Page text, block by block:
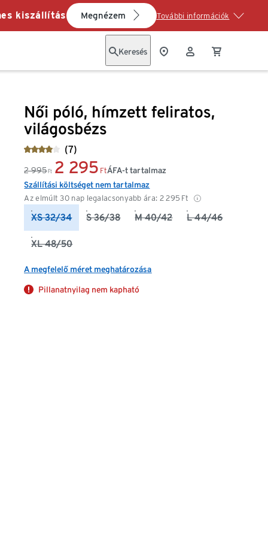
kiszállítás Megnézem További információk
Keresés
Női póló, hímzett feliratos,
világosbézs
(7)
2 995 Ft 2 295 Ft
Az elmúlt 30 nap legalacsonyabb ára: 2 295 Ft
ÁFA-t tartalmaz
Szállítási költséget nem tartalmaz
XS 32/34 S 36/38 M 40/42 L 44/46
XL 48/50
A megfelelő méret meghatározása
Pillanatnyilag nem kapható